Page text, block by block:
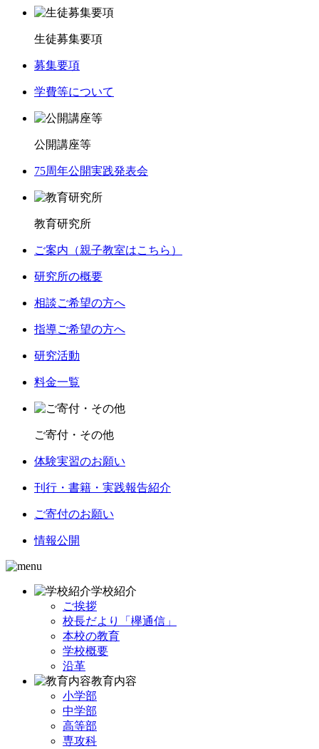
生徒募集要項
募集要項
学費等について
公開講座等
75周年公開実践発表会
教育研究所
ご案内（親子教室はこちら）
研究所の概要
相談ご希望の方へ
指導ご希望の方へ
研究活動
料金一覧
ご寄付・その他
体験実習のお願い
刊行・書籍・実践報告紹介
ご寄付のお願い
情報公開
学校紹介
ご挨拶
校長だより「欅通信」
本校の教育
学校概要
沿革
教育内容
小学部
中学部
高等部
専攻科